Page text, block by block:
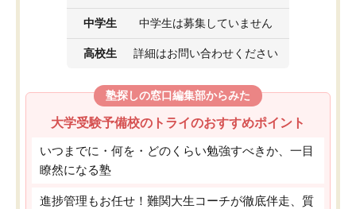
中学生 中学生は募集していません
高校生 詳細はお問い合わせください
塾探しの窓口編集部からみた
大学受験予備校のトライのおすすめポイント
いつまでに・何を・どのくらい勉強すべきか、一目
瞭然になる塾
進捗管理もお任せ！難関大生コーチが徹底伴走、質